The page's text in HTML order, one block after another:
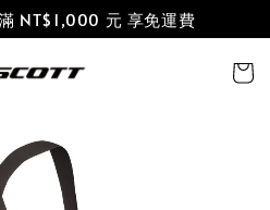
NT$1,000 元 享免運費